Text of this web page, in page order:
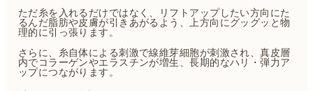
ただ糸を入れるだけではなく、リフトアップしたい方向にた
るんだ脂肪や皮膚が引きあがるよう、上方向にグッグッと物
理的に引っ張ります。
さらに、糸自体による刺激で線維芽細胞が刺激され、真皮層
内でコラーゲンやエラスチンが増生、長期的なハリ・弾力ア
ップにつながります。